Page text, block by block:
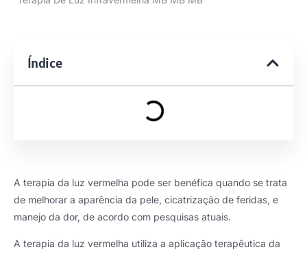
Índice
A terapia da luz vermelha pode ser benéfica quando se trata
de melhorar a aparência da pele, cicatrização de feridas, e
manejo da dor, de acordo com pesquisas atuais.
A terapia da luz vermelha utiliza a aplicação terapêutica da